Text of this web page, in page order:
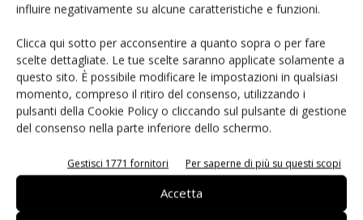
influire negativamente su alcune caratteristiche e funzioni.
Clicca qui sotto per acconsentire a quanto sopra o per fare
scelte dettagliate. Le tue scelte saranno applicate solamente a
questo sito. È possibile modificare le impostazioni in qualsiasi
momento, compreso il ritiro del consenso, utilizzando i
pulsanti della Cookie Policy o cliccando sul pulsante di gestione
del consenso nella parte inferiore dello schermo.
Gestisci 1771 fornitori Per saperne di più su questi scopi
Accetta
Selezione di elettronica